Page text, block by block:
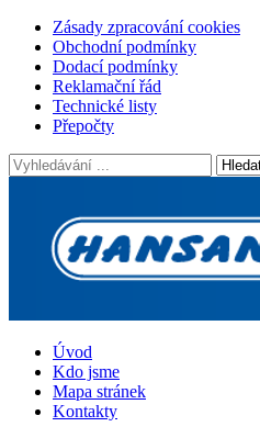
Zásady zpracování cookies
Obchodní podmínky
Dodací podmínky
Reklamační řád
Technické listy
Přepočty
Úvod
Kdo jsme
Mapa stránek
Kontakty